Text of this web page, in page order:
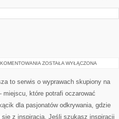
OSTRÓW
ZOSTAŁA WYŁĄCZONA
to serwis o wyprawach skupiony na
miejscu, które potrafi oczarować
dla pasjonatów odkrywania, gdzie
się z inspiracją. Jeśli szukasz inspiracji